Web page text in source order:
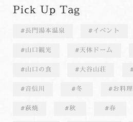
Pick Up Tag
長門湯本温泉 イベント
山口観光 天体ドーム
山口の食 大谷山荘
音信川 冬 お料理
萩焼 秋 春